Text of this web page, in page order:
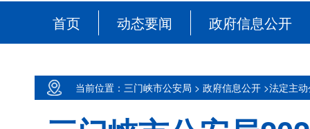
首页 动态要闻 政府信息公开
当前位置：三门峡市公安局 > 政府信息公开 >法定主